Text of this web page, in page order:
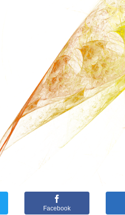
Facebook